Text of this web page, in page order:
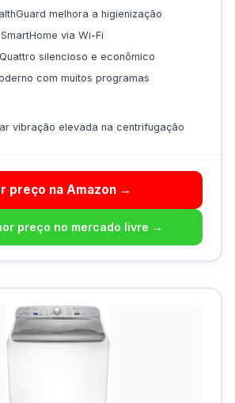
melhora a higienização
via Wi-Fi
silencioso e econômico
com muitos programas
vibração elevada na centrifugação
preço na Amazon →
preço no mercado livre →